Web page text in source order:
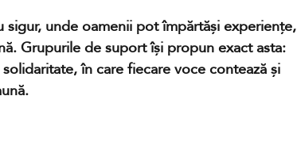
unde oamenii pot împărtăși experiențe,
Grupurile de suport își propun exact asta:
în care fiecare voce contează și